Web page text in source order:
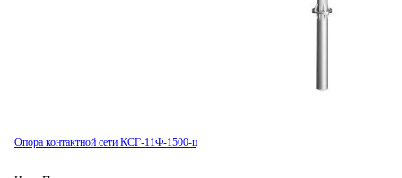
Опора контактной сети КСГ-11Ф-1500-ц